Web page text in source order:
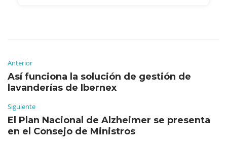
Anterior
Así funciona la solución de gestión de
lavanderías de Ibernex
Siguiente
El Plan Nacional de Alzheimer se presenta
en el Consejo de Ministros